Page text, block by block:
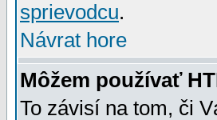
sprievodcu.
Návrat hore
Môžem používať
To závisí na tom, či